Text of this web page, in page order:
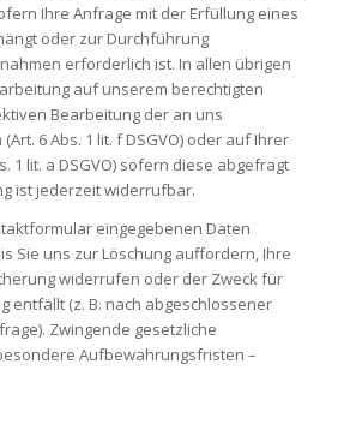
Ihre Anfrage mit der Erfüllung eines
oder zur Durchführung
erforderlich ist. In allen übrigen
auf unserem berechtigten
Bearbeitung der an uns
6 Abs. 1 lit. f DSGVO) oder auf Ihrer
1 lit. a DSGVO) sofern diese abgefragt
ist jederzeit widerrufbar.
eingegebenen Daten
Sie uns zur Löschung auffordern, Ihre
widerrufen oder der Zweck für
entfällt (z. B. nach abgeschlossener
Zwingende gesetzliche
Aufbewahrungsfristen –